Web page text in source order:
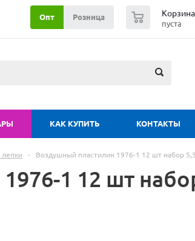
Корзина
пуста
Опт Розница
КАК КУПИТЬ КОНТАКТЫ
- Воздушный пластилин 1976-1 12 шт набор
1 12 шт